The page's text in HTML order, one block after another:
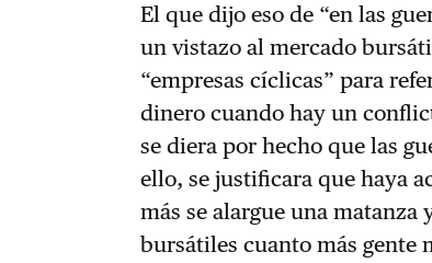
El que dijo eso de “en las
un vistazo al mercado
“empresas cíclicas” para
dinero cuando hay un
se diera por hecho que las
ello, se justificara que haya
más se alargue una
bursátiles cuanto más gente